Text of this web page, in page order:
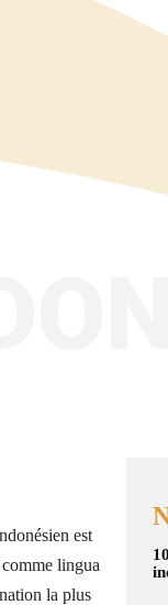
est
lingua
la plus